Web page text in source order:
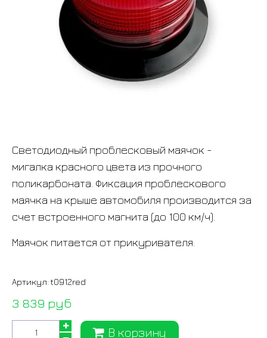
Светодиодный проблесковый маячок -
мигалка красного цвета из прочного
поликарбоната. Фиксация проблескового
маячка на крыше автомобиля производится за
счет встроенного магнита (до 100 км/ч).
Маячок питается от прикуривателя.
Артикул: t0912red
3 839 руб
В корзину